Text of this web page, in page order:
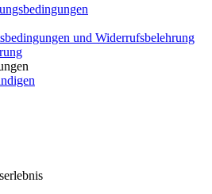
und Widerrufsbelehrung